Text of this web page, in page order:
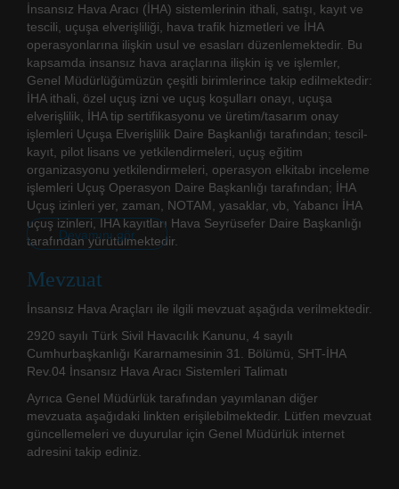
İnsansız Hava Aracı (İHA) sistemlerinin ithali, satışı, kayıt ve
tescili, uçuşa elverişliliği, hava trafik hizmetleri ve İHA
operasyonlarına ilişkin usul ve esasları düzenlemektedir. Bu
kapsamda insansız hava araçlarına ilişkin iş ve işlemler,
Genel Müdürlüğümüzün çeşitli birimlerince takip edilmektedir:
İHA ithali, özel uçuş izni ve uçuş koşulları onayı, uçuşa
elverişlilik, İHA tip sertifikasyonu ve üretim/tasarım onay
işlemleri Uçuşa Elverişlilik Daire Başkanlığı tarafından; tescil-
kayıt, pilot lisans ve yetkilendirmeleri, uçuş eğitim
organizasyonu yetkilendirmeleri, operasyon elkitabı inceleme
işlemleri Uçuş Operasyon Daire Başkanlığı tarafından; İHA
Uçuş izinleri yer, zaman, NOTAM, yasaklar, vb, Yabancı İHA
uçuş izinleri, IHA kayıtları Hava Seyrüsefer Daire Başkanlığı
tarafından yürütülmektedir.
Devamını gör
Mevzuat
İnsansız Hava Araçları ile ilgili mevzuat aşağıda verilmektedir.
2920 sayılı Türk Sivil Havacılık Kanunu, 4 sayılı
Cumhurbaşkanlığı Kararnamesinin 31. Bölümü, SHT-İHA
Rev.04 İnsansız Hava Aracı Sistemleri Talimatı
Ayrıca Genel Müdürlük tarafından yayımlanan diğer
mevzuata aşağıdaki linkten erişilebilmektedir. Lütfen mevzuat
güncellemeleri ve duyurular için Genel Müdürlük internet
adresini takip ediniz.